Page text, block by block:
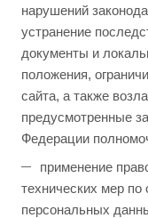
нарушений
устранение
документы и
положения,
сайта, а также
предусмотренные
Федерации
применение
технических мер
персональных